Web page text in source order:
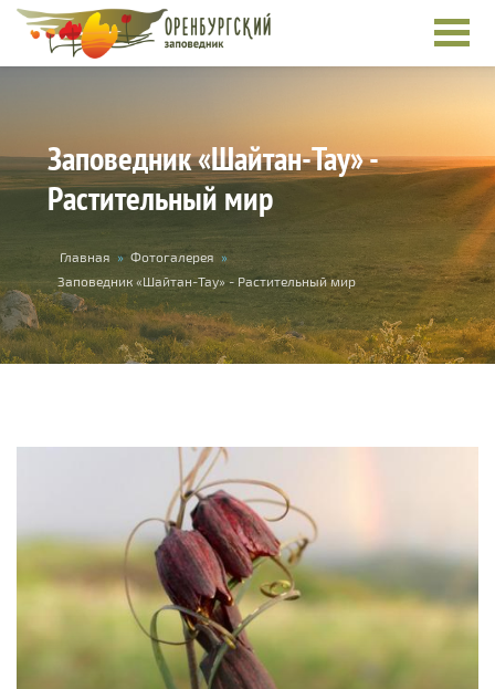
Перейти к основному содержанию
Заповедник «Шайтан-Тау» -
Растительный мир
Вы здесь
Главная » Фотогалерея »
Заповедник «Шайтан-Тау» - Растительный мир